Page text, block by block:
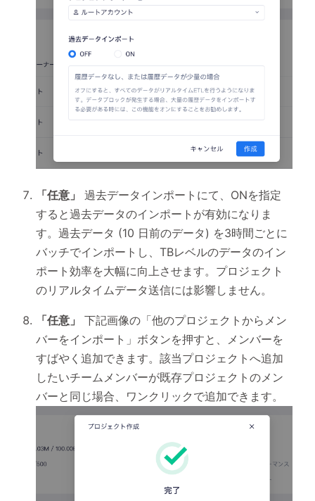
「任意」
過去データインポートにて、ONを指定
すると過去データのインポートが有効になりま
す。過去データ (10 日前のデータ) を3時間ごとに
バッチでインポートし、TBレベルのデータのイン
ポート効率を大幅に向上させます。プロジェクト
のリアルタイムデータ送信には影響しません。
「任意」
下記画像の「他のプロジェクトからメン
バーをインポート」ボタンを押すと、メンバーを
すばやく追加できます。該当プロジェクトへ追加
したいチームメンバーが既存プロジェクトのメン
バーと同じ場合、ワンクリックで追加できます。